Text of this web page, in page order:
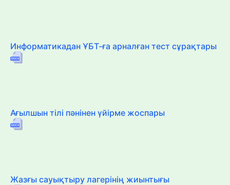
Информатикадан ҰБТ-ға арналған тест сұрақтары
Ағылшын тілі пәнінен үйірме жоспары
Жазғы сауықтыру лагерінің жиынтығы